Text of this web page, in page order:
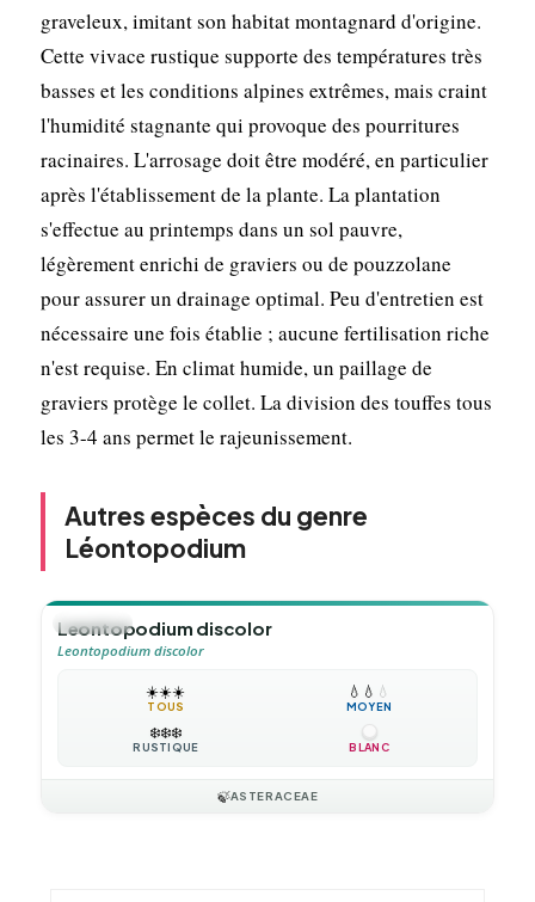
graveleux, imitant son habitat montagnard d'origine.
Cette vivace rustique supporte des températures très
basses et les conditions alpines extrêmes, mais craint
l'humidité stagnante qui provoque des pourritures
racinaires. L'arrosage doit être modéré, en particulier
après l'établissement de la plante. La plantation
s'effectue au printemps dans un sol pauvre,
légèrement enrichi de graviers ou de pouzzolane
pour assurer un drainage optimal. Peu d'entretien est
nécessaire une fois établie ; aucune fertilisation riche
n'est requise. En climat humide, un paillage de
graviers protège le collet. La division des touffes tous
les 3-4 ans permet le rajeunissement.
Autres espèces du genre
Léontopodium
🪴VIVACE
Leontopodium discolor
Leontopodium discolor
☀️☀️☀️
TOUS
💧 💧 💧
MOYEN
❄️❄️❄️
RUSTIQUE BLANC
🍃ASTERACEAE